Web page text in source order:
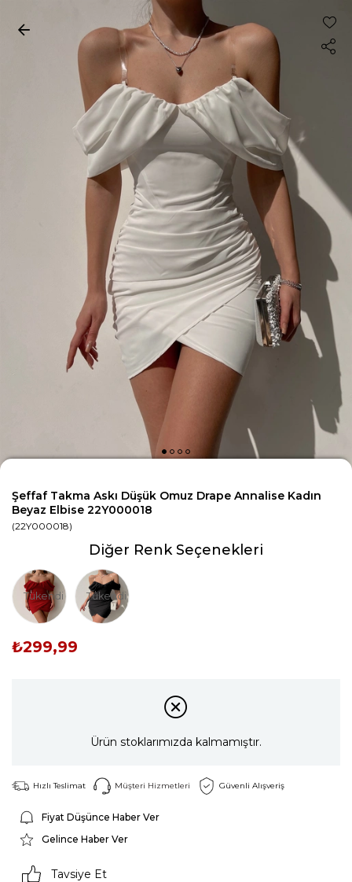
Şeffaf Takma Askı Düşük Omuz Drape Annalise Kadın
Beyaz Elbise 22Y000018
(22Y000018)
Diğer Renk Seçenekleri
Tükendi Tükendi
₺299,99
Ürün stoklarımızda kalmamıştır.
Hızlı Teslimat Müşteri Hizmetleri Güvenli Alışveriş
Fiyat Düşünce Haber Ver
Gelince Haber Ver
Tavsiye Et